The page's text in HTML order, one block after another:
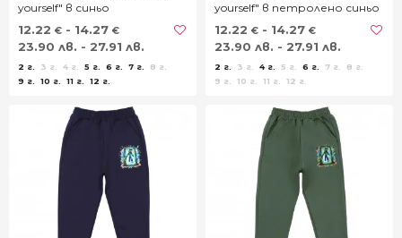
yourself" в синьо
12.22 € - 14.27 €
23.90 лв. - 27.91 лв.
2 г. 3 г. 4 г. 5 г. 6 г. 7 г.
8 г.
9 г.
10 г. 11 г. 12 г.
yourself" в петролено синьо
12.22 € - 14.27 €
23.90 лв. - 27.91 лв.
2 г. 3 г. 4 г. 5 г. 6 г. 7 г.
8 г.
9 г.
10 г. 11 г. 12 г.